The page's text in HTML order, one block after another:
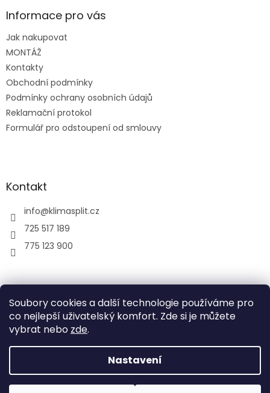
Soubory cookies a další technologie používáme pro
co nejlepší uživatelský komfort. Zde si je můžete
vybrat nebo zde.
Nastavení
aInformace pro vás
Jak nakupovat
MONTÁŽ
Kontakty
Obchodní podmínky
Podmínky ochrany osobních údajů
Reklamační protokol
Formulář pro odstoupení od smlouvy
Kontakt
info@klimasplit.cz
725 517 189
775 123 900
air-cool
Vytvořil Shoptet
Copyright 2026Klimatizace do bytu a firem. Všechna